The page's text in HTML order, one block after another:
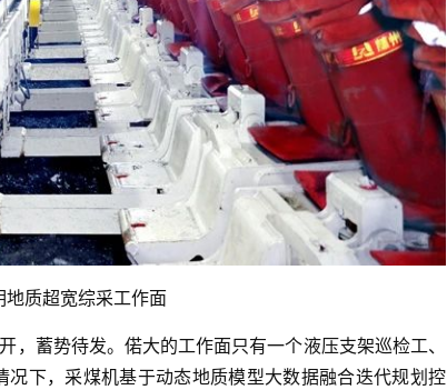
地质超宽综采工作面
，蓄势待发。偌大的工作面只有一个液压支架巡检工、
下，采煤机基于动态地质模型大数据融合迭代规划控